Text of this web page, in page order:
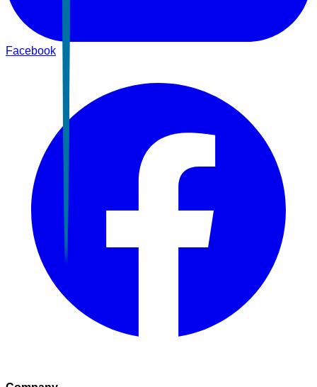
Facebook